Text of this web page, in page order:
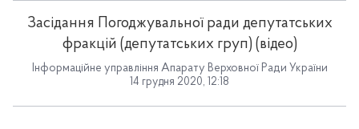
Засідання Погоджувальної ради депутатських
фракцій (депутатських груп) (відео)
Інформаційне управління Апарату Верховної Ради України
14 грудня 2020, 12:18